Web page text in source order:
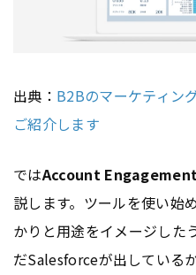
出典： B2Bのマーケティン
ご紹介します
ではAccount Engagement
説します。ツールを使い始
かりと用途をイメージした
だSalesforceが出している